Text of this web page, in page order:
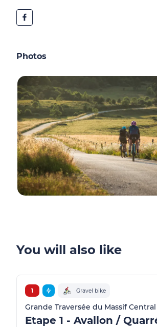
Photos
You will also like
1 Gravel bike
Grande Traversée du Massif Central